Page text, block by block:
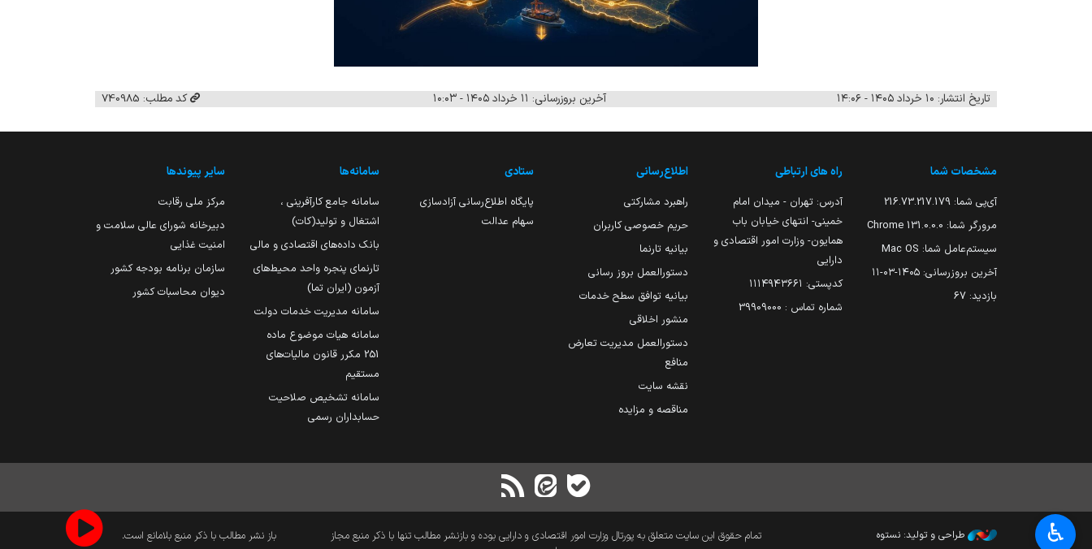
تاریخ انتشار: ۱۰ خرداد ۱۴۰۵ - ۱۴:۰۶ آخرین بروزرسانی: ۱۱ خرداد ۱۴۰۵ - ۱۰:۰۳ کد مطلب: 740985
مشخصات شما
آی‌پی شما: 216.73.217.179
مرورگر شما: 131.0.0.0 Chrome
سیستم‌عامل شما: Mac OS
آخرین بروزرسانی: ۱۴۰۵-۰۳-۱۱
بازدید: 67
راه های ارتباطی
آدرس: تهران - میدان امام
خمینی- انتهای خیابان باب
همایون- وزارت امور اقتصادی و
دارایی
کدپستی: ۱۱۱۴۹۴۳۶۶۱
شماره تماس : 39909000
اطلاع‌رسانی
راهبرد مشارکتی
حریم خصوصی کاربران
بیانیه تارنما
دستورالعمل بروز رسانی
بیانیه توافق سطح خدمات
منشور اخلاقی
دستورالعمل مدیریت تعارض
منافع
نقشه سایت
مناقصه و مزایده
ستادی
پایگاه اطلاع‌رسانی آزادسازی
سهام عدالت
سامانه‌ها
سامانه جامع کارآفرینی ،
اشتغال و تولید(کات)
بانک داده‌های اقتصادی و مالی
تارنمای پنجره واحد محیط‌های
آزمون (ایران تما)
سامانه مدیریت خدمات دولت
سامانه هیات موضوع ماده
251 مکرر قانون مالیات‌های
مستقیم
سامانه تشخیص صلاحیت
حسابداران رسمی
سایر پیوندها
مرکز ملی رقابت
دبیرخانه شورای عالی سلامت و
امنیت غذایی
سازمان برنامه بودجه کشور
دیوان محاسبات کشور
طراحی و تولید: نستوه
تمام حقوق این سایت متعلق به پورتال وزارت امور اقتصادی و دارایی بوده و بازنشر مطالب تنها با ذکر منبع مجاز
باز نشر مطالب با ذکر منبع بلامانع است. ♿︎